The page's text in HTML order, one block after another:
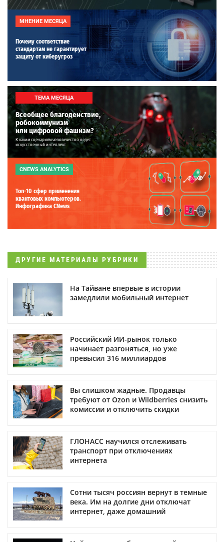
МНЕНИЕ МЕСЯЦА
Почему соответствие
стандартам не гарантирует
защиту от киберугроз
ТЕМА МЕСЯЦА
Всеобщее благоденствие,
робокоммунизм
или цифровой фашизм?
К каким сценариям человечество ведет
искусственный интеллект
CNEWS ANALYTICS
Топ-10 сфер применения
квантовых компьютеров.
Инфографика CNews
ДРУГИЕ МАТЕРИАЛЫ РУБРИКИ
На Тайване впервые в истории
замедлили мобильный интернет
Российский ИИ-рынок только
начинает разгоняться, но уже
превысил 316 миллиардов
Вы слишком жадные. Продавцы
требуют от Ozon и Wildberries снизить
комиссии и отключить скидки
ГЛОНАСС научился отслеживать
транспорт при отключениях
интернета
Сотни тысяч россиян вернут в темные
века. Им на долгие дни отключат
интернет, даже домашний